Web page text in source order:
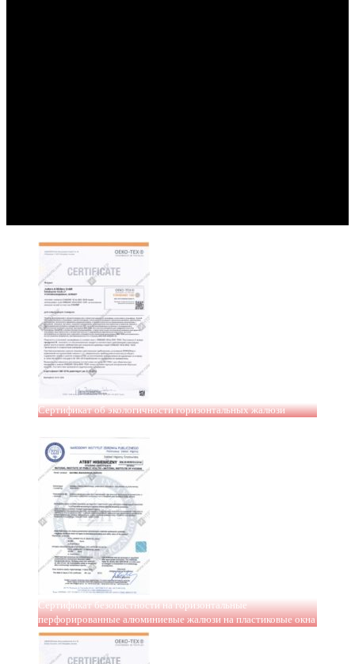
Сертификат об экологичности горизонтальных жалюзи
Сертификат безопастности на горизонтальные
перфорированные алюминиевые жалюзи на пластиковые окна